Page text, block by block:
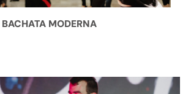
BACHATA MODERNA